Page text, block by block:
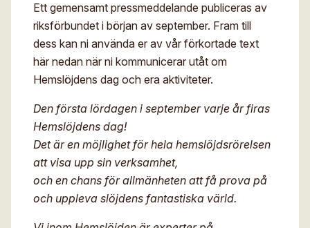
Ett gemensamt pressmeddelande publiceras av
riksförbundet i början av september. Fram till
dess kan ni använda er av vår förkortade text
här nedan när ni kommunicerar utåt om
Hemslöjdens dag och era aktiviteter.
Den första lördagen i september varje år firas
Hemslöjdens dag!
Det är en möjlighet för hela hemslöjdsrörelsen
att visa upp sin verksamhet,
och en chans för allmänheten att få prova på
och uppleva slöjdens fantastiska värld.